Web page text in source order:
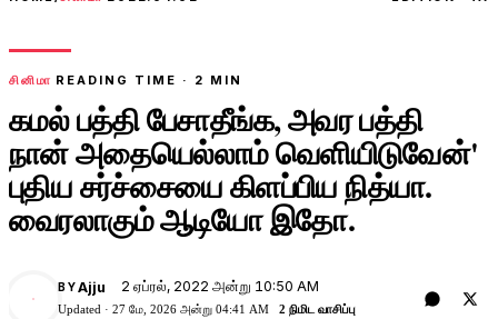
சினிமா READING TIME · 2 MIN
கமல் பத்தி பேசாதீங்க, அவர பத்தி
நான் அதையெல்லாம் வெளியிடுவேன்'
புதிய சர்ச்சையை கிளப்பிய நித்யா.
வைரலாகும் ஆடியோ இதோ.
A
BYAjju 2 ஏப்ரல், 2022 அன்று 10:50 AM
Updated · 27 மே, 2026 அன்று 04:41 AM 2 நிமிட வாசிப்பு